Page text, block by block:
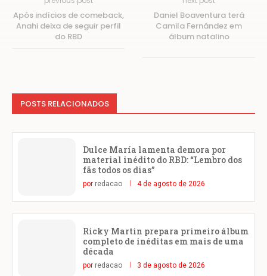
Após indícios de comeback,
Anahi deixa de seguir perfil
do RBD
Daniel Boaventura terá
Camila Fernández em
álbum natalino
POSTS RELACIONADOS
Dulce María lamenta demora por
material inédito do RBD: “Lembro dos
fãs todos os dias”
por redacao 4 de agosto de 2026
Ricky Martin prepara primeiro álbum
completo de inéditas em mais de uma
década
por redacao 3 de agosto de 2026